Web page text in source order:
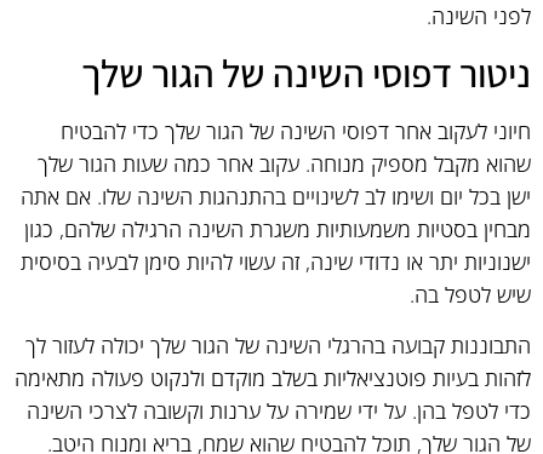
לפני השינה.
ניטור דפוסי השינה של הגור שלך
חיוני לעקוב אחר דפוסי השינה של הגור שלך כדי להבטיח
שהוא מקבל מספיק מנוחה. עקוב אחר כמה שעות הגור שלך
ישן בכל יום ושימו לב לשינויים בהתנהגות השינה שלו. אם אתה
מבחין בסטיות משמעותיות משגרת השינה הרגילה שלהם, כגון
ישנוניות יתר או נדודי שינה, זה עשוי להיות סימן לבעיה בסיסית
שיש לטפל בה.
התבוננות קבועה בהרגלי השינה של הגור שלך יכולה לעזור לך
לזהות בעיות פוטנציאליות בשלב מוקדם ולנקוט פעולה מתאימה
כדי לטפל בהן. על ידי שמירה על ערנות וקשובה לצרכי השינה
של הגור שלך, תוכל להבטיח שהוא שמח, בריא ומנוח היטב.